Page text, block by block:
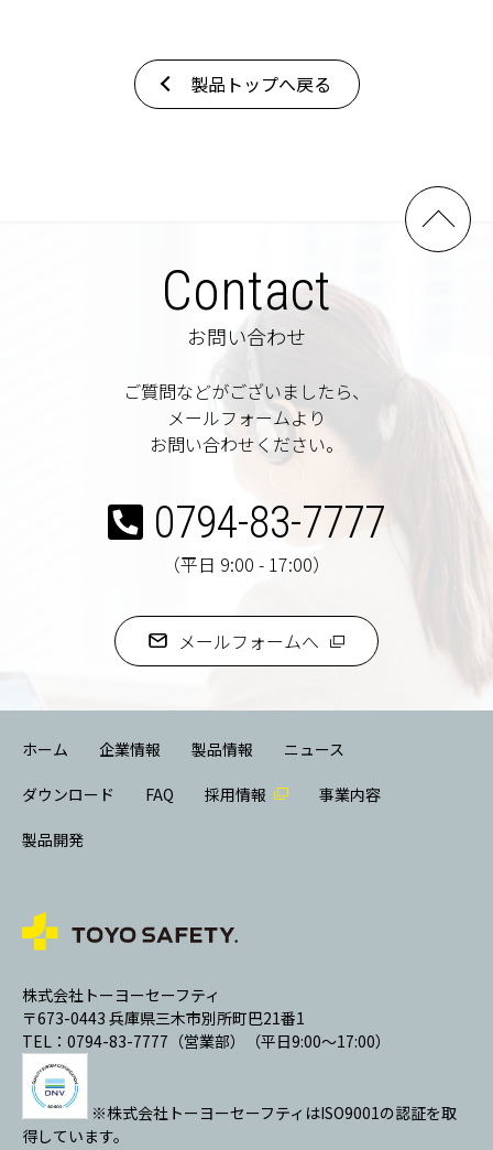
製品トップへ戻る
Contact
お問い合わせ
ご質問などがございましたら、
メールフォームより
お問い合わせください。
0794-83-7777
（平日 9:00 - 17:00）
メールフォームへ
ホーム 企業情報 製品情報 ニュース
ダウンロード FAQ 採用情報 事業内容
製品開発
株式会社トーヨーセーフティ
〒673-0443 兵庫県三木市別所町巴21番1
TEL：0794-83-7777（営業部）（平日9:00～17:00）
※株式会社トーヨーセーフティはISO9001の認証を取
得しています。